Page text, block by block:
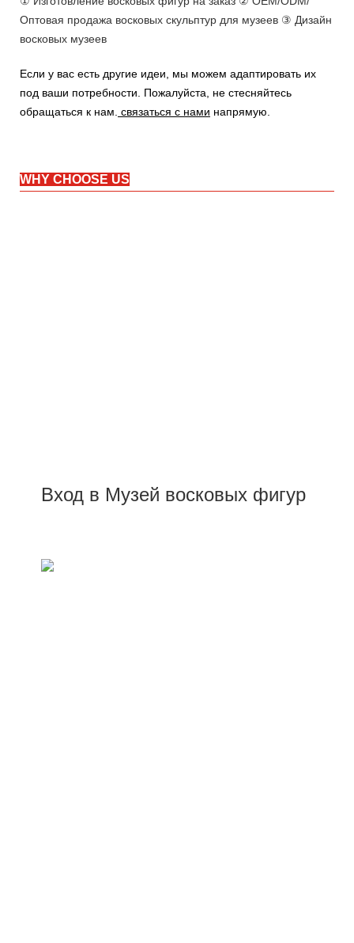
Оптовая продажа восковых скульптур для музеев ③ Дизайн
восковых музеев
Если у вас есть другие идеи, мы можем адаптировать их
под ваши потребности. Пожалуйста, не стесняйтесь
обращаться к нам. связаться с нами напрямую.
WHY CHOOSE US
Вход в Музей восковых фигур